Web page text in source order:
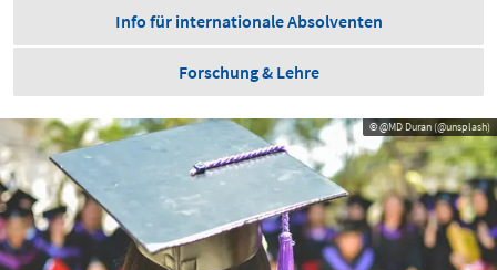
Info für internationale Absolventen
Forschung & Lehre
© @MD Duran (@unsplash)